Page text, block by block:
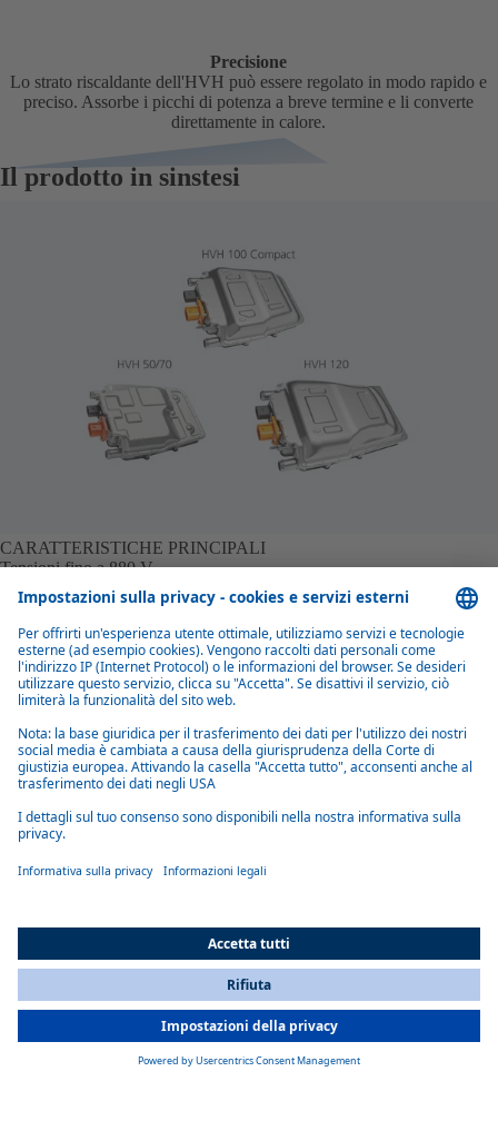
Precisione
Lo strato riscaldante dell'HVH può essere regolato in modo rapido e
preciso. Assorbe i picchi di potenza a breve termine e li converte
direttamente in calore.
Il prodotto in sinstesi
CARATTERISTICHE PRINCIPALI
Tensioni fino a 880 V
La gamma ad alta tensione dell'HVH 50/70 è compresa tra 100 e 490
volt ed è quindi perfettamente adatta alla maggior parte delle auto
elettriche. Gli HVH a 800 V completano il portafoglio prodotti,
trovando impiego sia nelle automobili che nei veicoli elettrici ad uso
commerciale come camion, autobus, macchine edili e agricole. L'HVH
100 Compact eroga fino a 10 kilowatt di potenza termica e funziona
con tensioni fino a 880 volt, necessarie per una ricarica rapida. Con
una potenza termica fino a 12 kW e un ampio intervallo di tensione
fino a 880 V, l'HVH 120 fornisce un calore potente e affidabile nella
cabina di guida.
You are currently on our website forItaly . To view your local
information, please visit our website forAmerica.
All Countries